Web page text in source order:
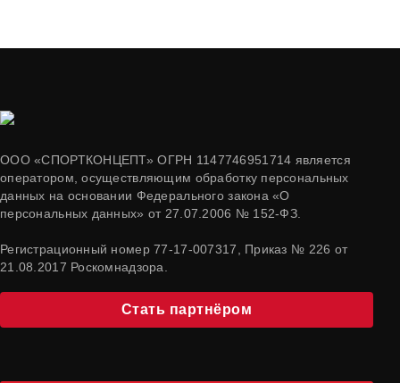
ООО «СПОРТКОНЦЕПТ» ОГРН 1147746951714 является
оператором, осуществляющим обработку персональных
данных на основании Федерального закона «О
персональных данных» от 27.07.2006 № 152-ФЗ.
Регистрационный номер 77-17-007317, Приказ № 226 от
21.08.2017 Роскомнадзора.
Стать партнёром